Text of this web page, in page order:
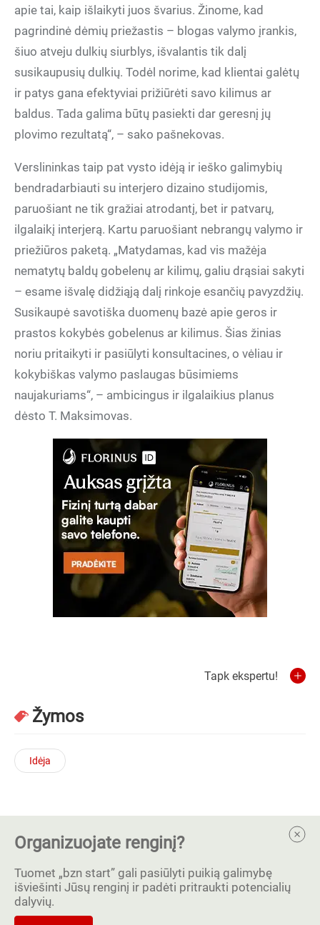
apie tai, kaip išlaikyti juos švarius. Žinome, kad
pagrindinė dėmių priežastis – blogas valymo įrankis,
šiuo atveju dulkių siurblys, išvalantis tik dalį
susikaupusių dulkių. Todėl norime, kad klientai galėtų
ir patys gana efektyviai prižiūrėti savo kilimus ar
baldus. Tada galima būtų pasiekti dar geresnį jų
plovimo rezultatą“, – sako pašnekovas.
Verslininkas taip pat vysto idėją ir ieško galimybių
bendradarbiauti su interjero dizaino studijomis,
paruošiant ne tik gražiai atrodantį, bet ir patvarų,
ilgalaikį interjerą. Kartu paruošiant nebrangų valymo ir
priežiūros paketą. „Matydamas, kad vis mažėja
nematytų baldų gobelenų ar kilimų, galiu drąsiai sakyti
– esame išvalę didžiąją dalį rinkoje esančių pavyzdžių.
Susikaupė savotiška duomenų bazė apie geros ir
prastos kokybės gobelenus ar kilimus. Šias žinias
noriu pritaikyti ir pasiūlyti konsultacines, o vėliau ir
kokybiškas valymo paslaugas būsimiems
naujakuriams“, – ambicingus ir ilgalaikius planus
dėsto T. Maksimovas.
Tapk ekspertu!
Žymos
Idėja
Organizuojate renginį?
Tuomet „bzn start” gali pasiūlyti puikią galimybę
išviešinti Jūsų renginį ir padėti pritraukti potencialių
dalyvių.